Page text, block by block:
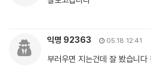
익명 92363 05.18 12:41
부러우면 지는건데 잘 봤습니다